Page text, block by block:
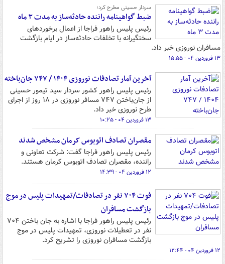
سردار حسینی مطرح کرد؛
ضبط گواهینامه راننده حادثه‌ساز به مدت ۳ ماه
رئیس پلیس راهور فراجا از اعمال برخوردهای
سختگیرانه با تخلفات حادثه‌ساز در ایام بازگشت
مسافران نوروزی خبر داد.
۱۳ فروردین ۰۴ - ۱۵:۵۵
آخرین آمار تصادفات نوروزی ۱۴۰۴ / ۷۴۷ جان‌باخته
رئیس پلیس راهور کشور سردار سید تیمور حسینی
از جان‌باختن ۷۴۷ مسافر نوروزی در ۱۸ روز از اجرای
طرح نوروزی خبر داد.
۱۳ فروردین ۰۴ - ۱۰:۲۵
مقصران تصادف اتوبوس کرمان مشخص شدند
رئیس پلیس راهور فراجا گفت: شرکت تعاونی و
راننده، مقصران تصادف اتوبوس کرمان هستند.
۱۲ فروردین ۰۴ - ۱۴:۳۹
فوت ۷۰۴ نفر در تصادفات/تمهیدات پلیس در موج
بازگشت مسافران
رئیس پلیس راهور فراجا با اشاره به جان باختن ۷۰۴
نفر در تعطیلات نوروزی، تمهیدات پلیس در موج
بازگشت مسافران نوروزی را تشریح کرد.
۱۲ فروردین ۰۴ - ۱۲:۴۴